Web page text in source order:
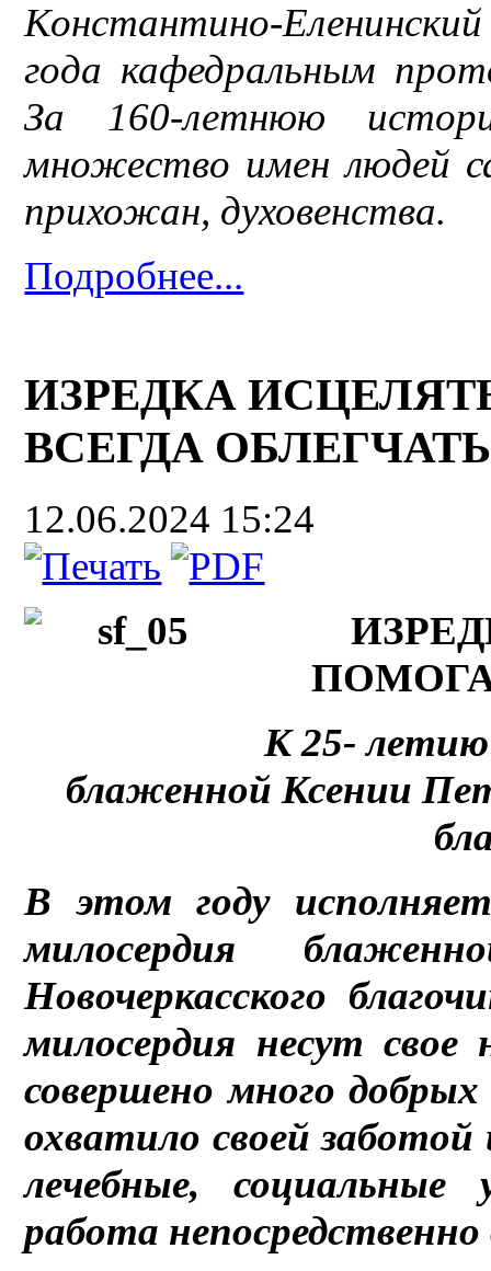
Константино-
года кафедральным
За 160-летнюю
множество имен людей
прихожан, духовенства.
Подробнее...
ИЗРЕДКА
ВСЕГДА ОБЛЕГЧАТЬ
12.06.2024 15:24
К 25- летию
блаженной Ксении
В этом году
милосердия
Новочеркасского
милосердия несут свое
совершено много
охватило своей
лечебные, социальные
работа